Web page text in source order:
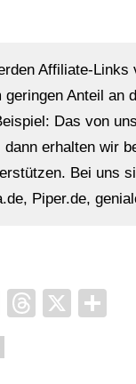
Affiliate-
Anteil an
Das von
erhalten wir
Bei uns
Piper.de,
PocketThreads
X